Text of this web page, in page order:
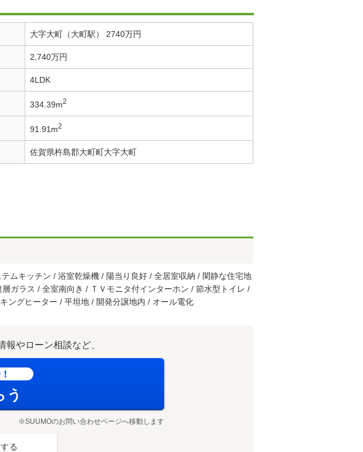
大字大町（大町駅） 2740万円
2,740万円
4LDK
334.39m2
91.91m2
佐賀県杵島郡大町町大字大町
ムキッチン / 浴室乾燥機 / 陽当り良好 / 全居室収納 / 閑静な住宅地
ガラス / 全室南向き / ＴＶモニタ付インターホン / 節水型トイレ /
ングヒーター / 平坦地 / 開発分譲地内 / オール電化
やローン相談など、
う
※SUUMOのお問い合わせページへ移動します
る